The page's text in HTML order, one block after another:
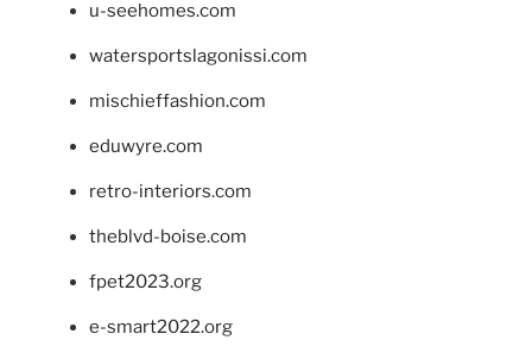
u-seehomes.com
watersportslagonissi.com
mischieffashion.com
eduwyre.com
retro-interiors.com
theblvd-boise.com
fpet2023.org
e-smart2022.org